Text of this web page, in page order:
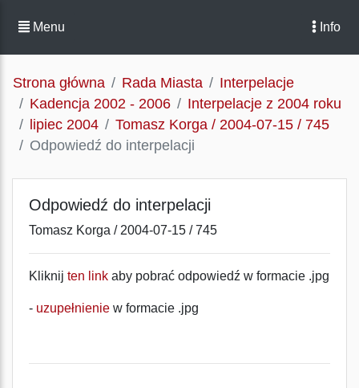
Menu Info
Strona główna Rada Miasta
Interpelacje
Kadencja 2002 - 2006
Interpelacje z 2004 roku
lipiec 2004
Tomasz Korga / 2004-07-15 / 745
Odpowiedź do interpelacji
Odpowiedź do interpelacji
Tomasz Korga / 2004-07-15 / 745
Kliknij ten link aby pobrać odpowiedź w formacie .jpg
- uzupełnienie w formacie .jpg